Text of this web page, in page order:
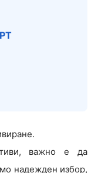
важно е да
надежден избор,